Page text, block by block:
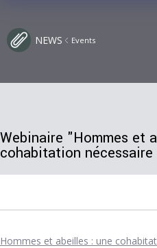
NEWS Events
Webinaire "Hommes et
cohabitation
Hommes et abeilles : une